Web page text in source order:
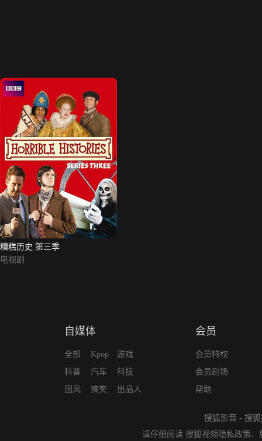
糟糕历史 第三季
电视剧
自媒体
全部
科普
国风
Kpop
汽车
搞笑
游戏
科技
出品人
会员
会员特权
会员剧场
帮助
搜狐影音 - 搜
请仔细阅读 搜狐视频隐私政策、